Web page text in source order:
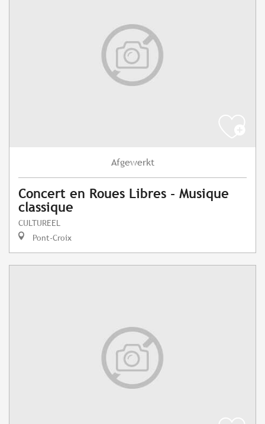
Afgewerkt
Concert en Roues Libres - Musique
classique
CULTUREEL
Pont-Croix